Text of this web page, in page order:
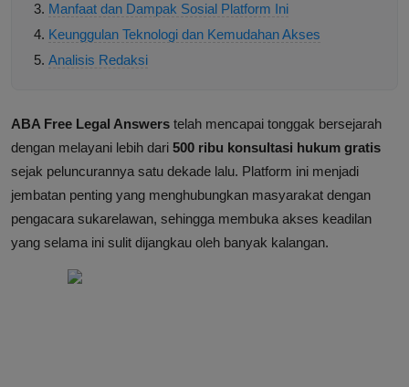
Manfaat dan Dampak Sosial Platform Ini
Keunggulan Teknologi dan Kemudahan Akses
Analisis Redaksi
ABA Free Legal Answers telah mencapai tonggak bersejarah
dengan melayani lebih dari 500 ribu konsultasi hukum gratis
sejak peluncurannya satu dekade lalu. Platform ini menjadi
jembatan penting yang menghubungkan masyarakat dengan
pengacara sukarelawan, sehingga membuka akses keadilan
yang selama ini sulit dijangkau oleh banyak kalangan.